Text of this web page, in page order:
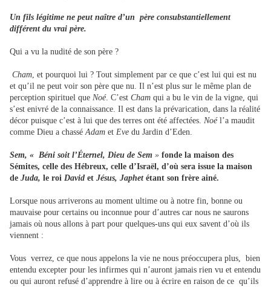
Un fils légitime ne peut naître d’un père consubstantiellement
différent du vrai père.
Qui a vu la nudité de son père ?
Cham, et pourquoi lui ? Tout simplement par ce que c’est lui qui est nu
et qu’il ne peut voir son père que nu. Il n’est plus sur le même plan de
perception spirituel que Noé. C’est Cham qui a bu le vin de la vigne, qui
s’est enivré de la connaissance. Il est dans la prévarication, dans la réalité
décor puisque c’est à lui que des terres ont été affectées. Noél’a maudit
comme Dieu a chasséAdam et Eve du Jardin d’Eden.
Sem, « Béni soit l’Éternel, Dieu de Sem » fonde la maison des
Sémites, celle des Hébreux, celle d’Israël, d’où sera issue la maison
de Juda, le roi David et Jésus, Japhet étant son frère ainé.
Lorsque nous arriverons au moment ultime ou à notre fin, bonne ou
mauvaise pour certains ou inconnue pour d’autres car nous ne saurons
jamais où nous allons à part pour quelques-uns qui eux savent d’où ils
viennent :
Vous verrez, ce que nous appelons la vie ne nous préoccupera plus, bien
entendu excepter pour les infirmes qui n’auront jamais rien vu et entendu
ou qui auront refusé d’apprendre à lire ou à écrire en raison de ce qu’ils